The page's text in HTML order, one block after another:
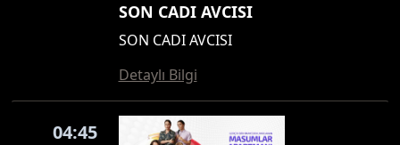
SON CADI AVCISI
SON CADI AVCISI
Detaylı Bilgi
04:45